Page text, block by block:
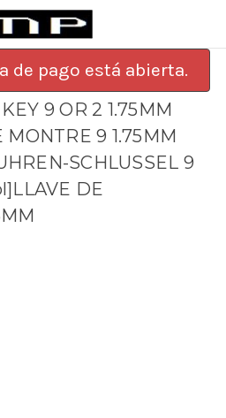
de pago está abierta.
9 OR 2 1.75MM
9 1.75MM
SCHLUSSEL 9
DE